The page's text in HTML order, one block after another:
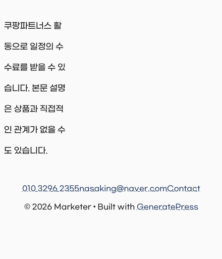
쿠팡파트너스 활
동으로 일정의 수
수료를 받을 수 있
습니다. 본문 설명
은 상품과 직접적
인 관계가 없을 수
도 있습니다.
© 2026 Marketer • Built with GeneratePress
010 3296 2355nasaking@naver.comContact